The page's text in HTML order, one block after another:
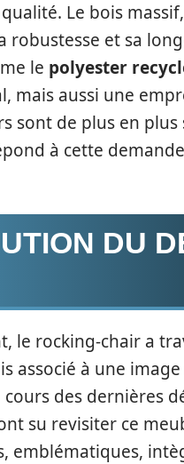
Le bois
robustesse et sa
le polyester
mais aussi une
sont de plus en
à cette
DU
le rocking-chair a
associé à une
des dernières
su revisiter ce
emblématiques,